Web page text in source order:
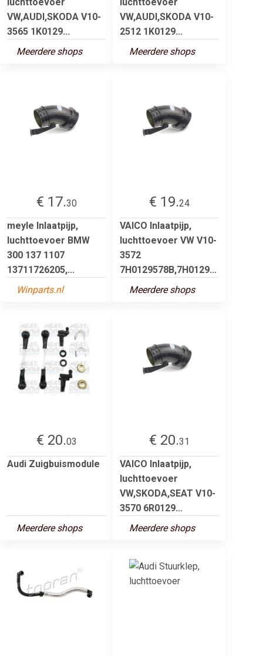
VW,AUDI,SKODA V10-
3565 1K0129...
Meerdere shops
VW,AUDI,SKODA V10-
2512 1K0129...
Meerdere shops
€ 17.30
meyle Inlaatpijp,
luchttoevoer BMW
300 137 1107
13711726205,...
Winparts.nl
€ 19.24
VAICO Inlaatpijp,
luchttoevoer VW V10-
3572
7H0129578B,7H0129...
Meerdere shops
€ 20.03
Audi Zuigbuismodule
Meerdere shops
€ 20.31
VAICO Inlaatpijp,
luchttoevoer
VW,SKODA,SEAT V10-
3570 6R0129...
Meerdere shops